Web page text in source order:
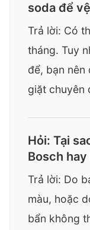
soda để
Trả lời: Có
tháng. Tuy
để, bạn nên
giặt chuyên
Hỏi: Tại
Bosch
Trả lời: Do
màu, hoặc
bẩn không